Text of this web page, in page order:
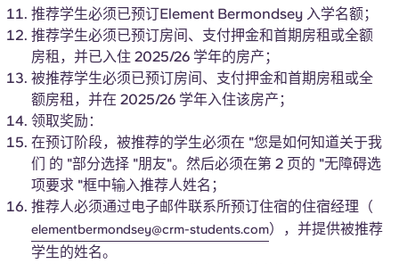
Català
Deutsch
Italian
French
Portuguese
推荐学生必须已预订Element Bermondsey 入学名额；
推荐学生必须已预订房间、支付押金和首期房租或全额
房租，并已入住 2025/26 学年的房产；
被推荐学生必须已预订房间、支付押金和首期房租或全
额房租，并在 2025/26 学年入住该房产；
领取奖励：
在预订阶段，被推荐的学生必须在 "您是如何知道关于我
们 的 "部分选择 "朋友"。然后必须在第 2 页的 "无障碍选
项要求 "框中输入推荐人姓名；
推荐人必须通过电子邮件联系所预订住宿的住宿经理（
elementbermondsey@crm-students.com），并提供被推荐
学生的姓名。